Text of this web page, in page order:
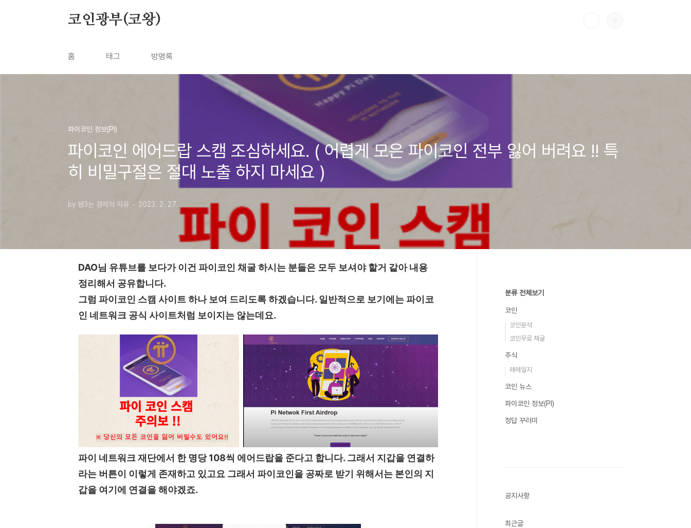
코인광부(코왕)
홈 태그 방명록
파이코인 정보(PI)
파이코인 에어드랍 스캠 조심하세요. ( 어렵게 모은 파이코인 전부 잃어 버려요 !! 특
히 비밀구절은 절대 노출 하지 마세요 )
by 웹3는 경제적 자유 2023. 2. 27.
DAO님 유튜브를 보다가 이건 파이코인 채굴 하시는 분들은 모두 보셔야 할거 같아 내용
정리해서 공유합니다.
그럼 파이코인 스캠 사이트 하나 보여 드리도록 하겠습니다. 일반적으로 보기에는 파이코
인 네트워크 공식 사이트처럼 보이지는 않는데요.
파이 네트워크 재단에서 한 명당 108씩 에어드랍을 준다고 합니다. 그래서 지갑을 연결하
라는 버튼이 이렇게 존재하고 있고요 그래서 파이코인을 공짜로 받기 위해서는 본인의 지
갑을 여기에 연결을 해야겠죠.
분류 전체보기
코인
코인분석
코인무료 채굴
주식
매매일지
코인 뉴스
파이코인 정보(PI)
정답 꾸러미
공지사항
최근글